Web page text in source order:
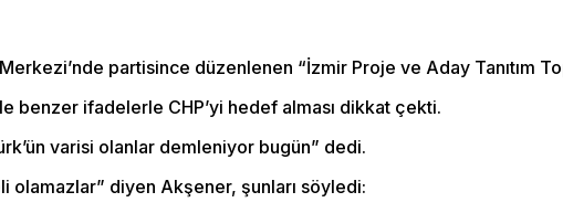
partisince düzenlenen “İzmir Proje ve Aday Tanıtım
benzer ifadelerle CHP’yi hedef alması dikkat çekti.
varisi olanlar demleniyor bugün” dedi.
olamazlar” diyen Akşener, şunları söyledi: